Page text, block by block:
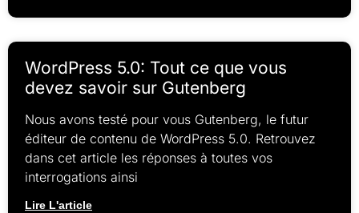
WordPress 5.0: Tout ce que vous
devez savoir sur Gutenberg
Nous avons testé pour vous Gutenberg, le futur
éditeur de contenu de WordPress 5.0. Retrouvez
dans cet article les réponses à toutes vos
interrogations ainsi
Lire L'article